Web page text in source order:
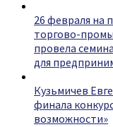
26 февраля на
торгово-
провела
для
Кузьмичев
финала
возможности»